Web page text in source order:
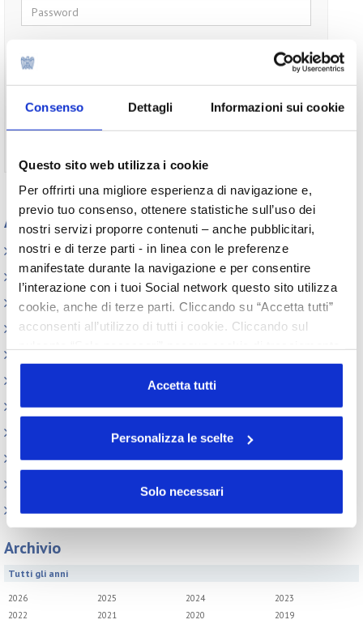
Consenso Dettagli Informazioni sui cookie
Questo sito web utilizza i cookie
Per offrirti una migliore esperienza di navigazione e,
previo tuo consenso, ottenere statistiche sull’uso dei
nostri servizi proporre contenuti – anche pubblicitari,
nostri e di terze parti - in linea con le preferenze
manifestate durante la navigazione e per consentire
l’interazione con i tuoi Social network questo sito utilizza
cookie, anche di terze parti. Cliccando su “Accetta tutti”
acconsenti all’utilizzo di tutti i cookie. Cliccando sul
o profilazione viene utilizzato. Cliccando su
“Personalizza le scelte” è possibile esprimere la propria
volontà in relazione a ciascuna categoria di cookie del
Accetta tutti
Personalizza le scelte
Solo necessari
Password
Appuntamenti
Elenco Completo
Assemblea
Convegno tecnico internazionale
Cosmoprof
Information Day
Beauty Report
Eventi Speciali
Leonardo Genio e Bellezza
Milano Beauty Week
Archivio
Tutti gli anni
2026 2025 2024
2023
2022
2021 2020
2019